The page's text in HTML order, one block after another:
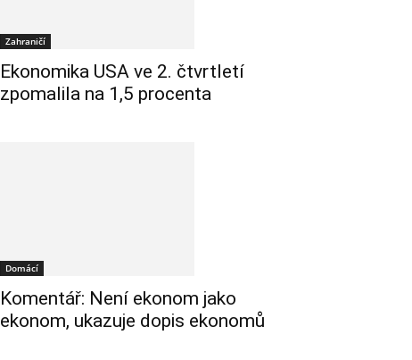
Zahraničí
Ekonomika USA ve 2. čtvrtletí
zpomalila na 1,5 procenta
Domácí
Komentář: Není ekonom jako
ekonom, ukazuje dopis ekonomů